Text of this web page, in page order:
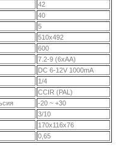
42
40
5
510x492
600
7.2-9 (6xAA)
DC 6-12V 1000mA
1/4
CCIR (PAL)
-20 ~ +30
3/10
170x116x76
0,65